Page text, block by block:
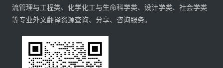
流管理与工程类、化学化工与生命科学类、设计学类、社会学类
等专业外文翻译资源查询、分享、咨询服务。